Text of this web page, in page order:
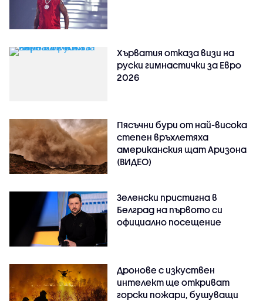
Хърватия отказа визи на
руски гимнастички за Евро
2026
Пясъчни бури от най-висока
степен връхлетяха
американския щат Аризона
(ВИДЕО)
Зеленски пристигна в
Белград на първото си
официално посещение
Дронове с изкуствен
интелект ще откриват
горски пожари, бушуващи